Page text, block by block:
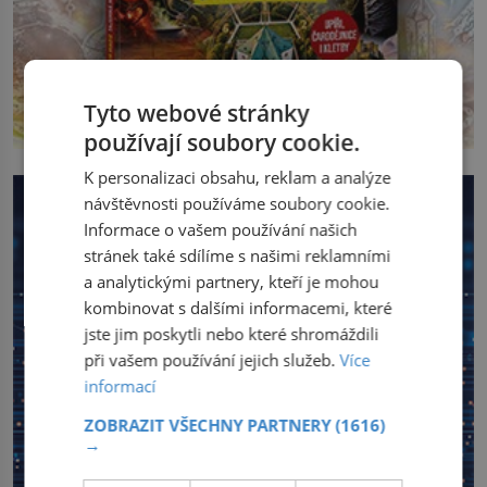
Tyto webové stránky
používají soubory cookie.
K personalizaci obsahu, reklam a analýze
návštěvnosti používáme soubory cookie.
Informace o vašem používání našich
stránek také sdílíme s našimi reklamními
a analytickými partnery, kteří je mohou
kombinovat s dalšími informacemi, které
jste jim poskytli nebo které shromáždili
při vašem používání jejich služeb.Více
informací
ZOBRAZIT VŠECHNY PARTNERY(1616)
→